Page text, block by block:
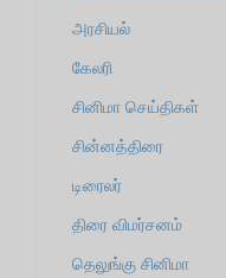
அரசியல்
கேலரி
சினிமா செய்திகள்
சின்னத்திரை
டிரைலர்
திரை விமர்சனம்
தெலுங்கு சினிமா